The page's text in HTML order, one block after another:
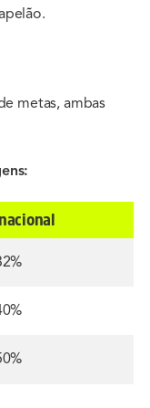
metas, ambas